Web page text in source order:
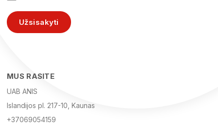
Užsisakyti
MUS RASITE
UAB ANIS
Islandijos pl. 217-10, Kaunas
+37069054159